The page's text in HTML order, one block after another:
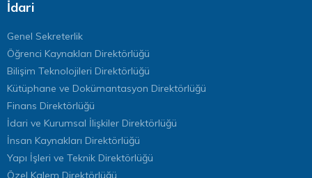
İdari
Genel Sekreterlik
Öğrenci Kaynakları Direktörlüğü
Bilişim Teknolojileri Direktörlüğü
Kütüphane ve Dokümantasyon Direktörlüğü
Finans Direktörlüğü
İdari ve Kurumsal İlişkiler Direktörlüğü
İnsan Kaynakları Direktörlüğü
Yapı İşleri ve Teknik Direktörlüğü
Özel Kalem Direktörlüğü